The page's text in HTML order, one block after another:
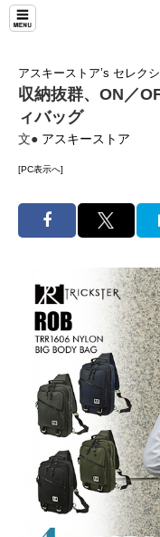
アスキーストア’s セレク
収納抜群、ON／
ィバッグ
文● アスキーストア
[PC表示へ]